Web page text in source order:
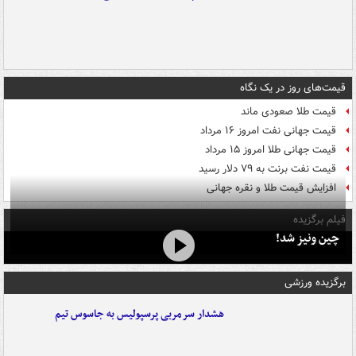
قیمت‌های روز در یک نگاه
قیمت طلا صعودی ماند
قیمت جهانی نفت امروز ۱۶ مرداد
قیمت جهانی طلا امروز ۱۵ مرداد
قیمت نفت برنت به ۷۹ دلار رسید
افزایش قیمت طلا و نقره جهانی
فیلم برگزیده
چین ونیز شد!
برگزیده ورزشی
هشدار سرمربی پرسپولیس به جاسوس تیم